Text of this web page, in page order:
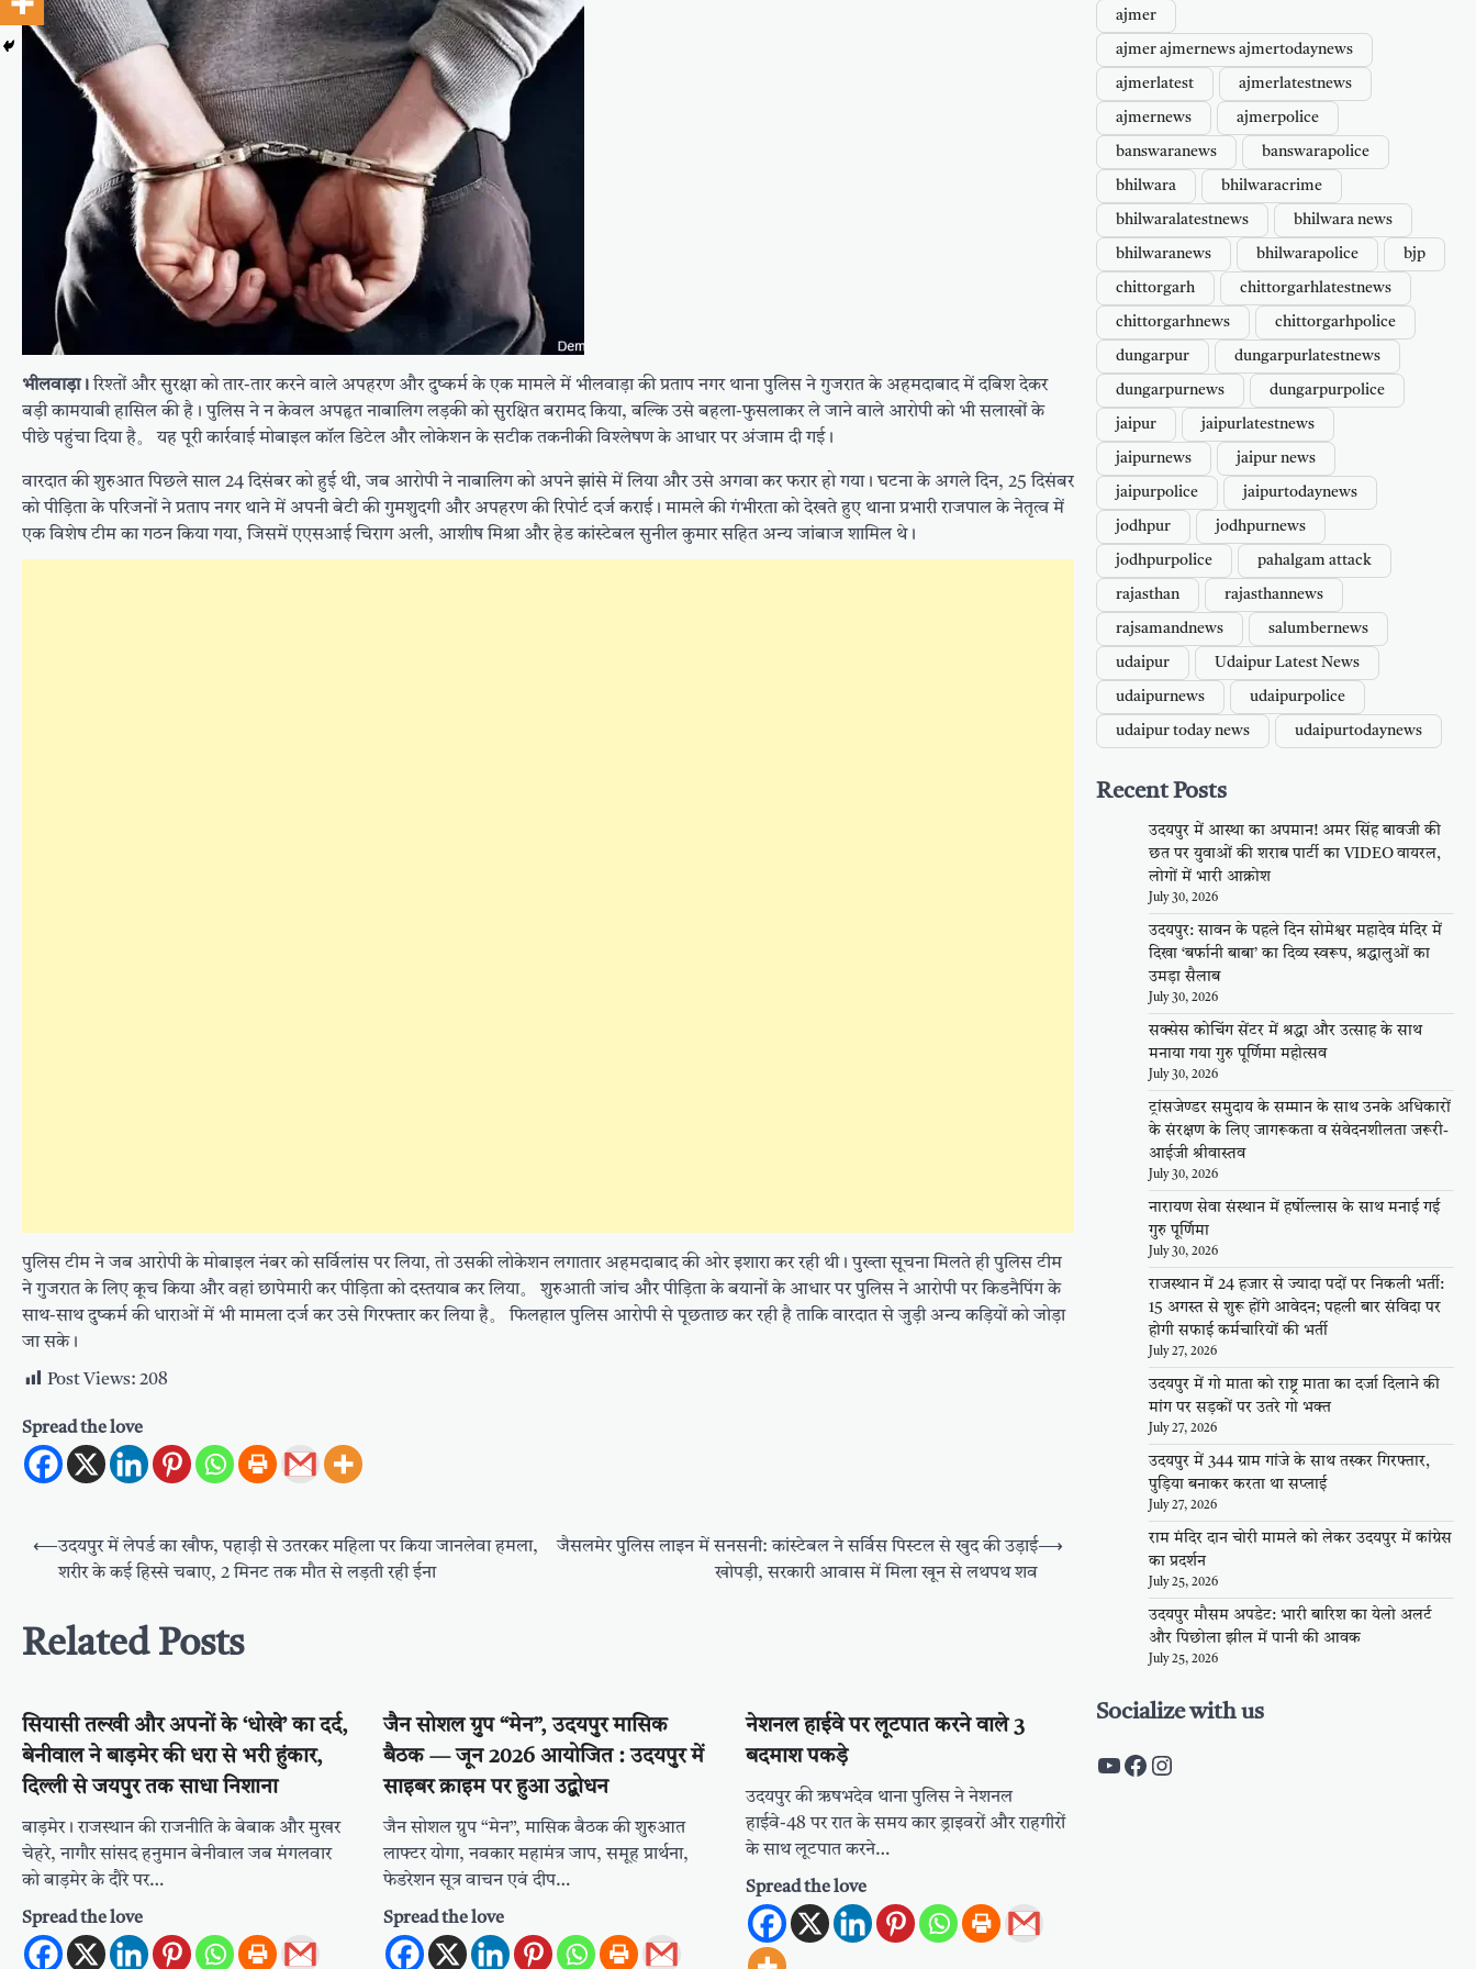
भीलवाड़ा। रिश्तों और सुरक्षा को तार-तार करने वाले अपहरण और दुष्कर्म के एक मामले में भीलवाड़ा की प्रताप नगर थाना पुलिस ने गुजरात के अहमदाबाद में दबिश देकर
बड़ी कामयाबी हासिल की है। पुलिस ने न केवल अपहृत नाबालिग लड़की को सुरक्षित बरामद किया, बल्कि उसे बहला-फुसलाकर ले जाने वाले आरोपी को भी सलाखों के
पीछे पहुंचा दिया है。 यह पूरी कार्रवाई मोबाइल कॉल डिटेल और लोकेशन के सटीक तकनीकी विश्लेषण के आधार पर अंजाम दी गई।
वारदात की शुरुआत पिछले साल 24 दिसंबर को हुई थी, जब आरोपी ने नाबालिग को अपने झांसे में लिया और उसे अगवा कर फरार हो गया। घटना के अगले दिन, 25 दिसंबर
को पीड़िता के परिजनों ने प्रताप नगर थाने में अपनी बेटी की गुमशुदगी और अपहरण की रिपोर्ट दर्ज कराई। मामले की गंभीरता को देखते हुए थाना प्रभारी राजपाल के नेतृत्व में
एक विशेष टीम का गठन किया गया, जिसमें एएसआई चिराग अली, आशीष मिश्रा और हेड कांस्टेबल सुनील कुमार सहित अन्य जांबाज शामिल थे।
पुलिस टीम ने जब आरोपी के मोबाइल नंबर को सर्विलांस पर लिया, तो उसकी लोकेशन लगातार अहमदाबाद की ओर इशारा कर रही थी। पुख्ता सूचना मिलते ही पुलिस टीम
ने गुजरात के लिए कूच किया और वहां छापेमारी कर पीड़िता को दस्तयाब कर लिया。 शुरुआती जांच और पीड़िता के बयानों के आधार पर पुलिस ने आरोपी पर किडनैपिंग के
साथ-साथ दुष्कर्म की धाराओं में भी मामला दर्ज कर उसे गिरफ्तार कर लिया है。 फिलहाल पुलिस आरोपी से पूछताछ कर रही है ताकि वारदात से जुड़ी अन्य कड़ियों को जोड़ा
जा सके।
Post Views: 208
Spread the love
Post
navigation
⟵उदयपुर में लेपर्ड का खौफ, पहाड़ी से उतरकर महिला पर किया जानलेवा हमला,
शरीर के कई हिस्से चबाए, 2 मिनट तक मौत से लड़ती रही ईना
जैसलमेर पुलिस लाइन में सनसनी: कांस्टेबल ने सर्विस पिस्टल से खुद की उड़ाई
खोपड़ी, सरकारी आवास में मिला खून से लथपथ शव
⟶
Related Posts
सियासी तल्खी और अपनों के ‘धोखे’ का दर्द,
बेनीवाल ने बाड़मेर की धरा से भरी हुंकार,
दिल्ली से जयपुर तक साधा निशाना
बाड़मेर। राजस्थान की राजनीति के बेबाक और मुखर
चेहरे, नागौर सांसद हनुमान बेनीवाल जब मंगलवार
को बाड़मेर के दौरे पर…
Spread the love
जैन सोशल ग्रुप “मेन”, उदयपुर मासिक
बैठक — जून 2026 आयोजित : उदयपुर में
साइबर क्राइम पर हुआ उद्बोधन
जैन सोशल ग्रुप “मेन”, मासिक बैठक की शुरुआत
लाफ्टर योगा, नवकार महामंत्र जाप, समूह प्रार्थना,
फेडरेशन सूत्र वाचन एवं दीप…
Spread the love
नेशनल हाईवे पर लूटपात करने वाले 3
बदमाश पकड़े
उदयपुर की ऋषभदेव थाना पुलिस ने नेशनल
हाईवे-48 पर रात के समय कार ड्राइवरों और राहगीरों
के साथ लूटपात करने…
Spread the love
ajmer
ajmer ajmernews ajmertodaynews
ajmerlatest ajmerlatestnews
ajmernews ajmerpolice
banswaranews banswarapolice
bhilwara bhilwaracrime
bhilwaralatestnews bhilwara news
bhilwaranews bhilwarapolice bjp
chittorgarh chittorgarhlatestnews
chittorgarhnews chittorgarhpolice
dungarpur dungarpurlatestnews
dungarpurnews dungarpurpolice
jaipur jaipurlatestnews
jaipurnews jaipur news
jaipurpolice jaipurtodaynews
jodhpur jodhpurnews
jodhpurpolice pahalgam attack
rajasthan rajasthannews
rajsamandnews salumbernews
udaipur Udaipur Latest News
udaipurnews udaipurpolice
udaipur today news udaipurtodaynews
Recent Posts
उदयपुर में आस्था का अपमान! अमर सिंह बावजी की
छत पर युवाओं की शराब पार्टी का VIDEO वायरल,
लोगों में भारी आक्रोश
July 30, 2026
उदयपुर: सावन के पहले दिन सोमेश्वर महादेव मंदिर में
दिखा ‘बर्फानी बाबा’ का दिव्य स्वरूप, श्रद्धालुओं का
उमड़ा सैलाब
July 30, 2026
सक्सेस कोचिंग सेंटर में श्रद्धा और उत्साह के साथ
मनाया गया गुरु पूर्णिमा महोत्सव
July 30, 2026
ट्रांसजेण्डर समुदाय के सम्मान के साथ उनके अधिकारों
के संरक्षण के लिए जागरूकता व संवेदनशीलता जरूरी-
आईजी श्रीवास्तव
July 30, 2026
नारायण सेवा संस्थान में हर्षोल्लास के साथ मनाई गई
गुरु पूर्णिमा
July 30, 2026
राजस्थान में 24 हजार से ज्यादा पदों पर निकली भर्ती:
15 अगस्त से शुरू होंगे आवेदन; पहली बार संविदा पर
होगी सफाई कर्मचारियों की भर्ती
July 27, 2026
उदयपुर में गो माता को राष्ट्र माता का दर्जा दिलाने की
मांग पर सड़कों पर उतरे गो भक्त
July 27, 2026
उदयपुर में 344 ग्राम गांजे के साथ तस्कर गिरफ्तार,
पुड़िया बनाकर करता था सप्लाई
July 27, 2026
राम मंदिर दान चोरी मामले को लेकर उदयपुर में कांग्रेस
का प्रदर्शन
July 25, 2026
उदयपुर मौसम अपडेट: भारी बारिश का येलो अलर्ट
और पिछोला झील में पानी की आवक
July 25, 2026
Socialize with us
https://www.youtube.com/c/
https://www.facebook.com/
Instagram